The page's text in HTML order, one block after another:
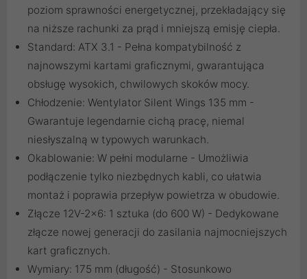
poziom sprawności energetycznej, przekładający się
na niższe rachunki za prąd i mniejszą emisję ciepła.
Standard: ATX 3.1 - Pełna kompatybilność z
najnowszymi kartami graficznymi, gwarantująca
obsługę wysokich, chwilowych skoków mocy.
Chłodzenie: Wentylator Silent Wings 135 mm -
Gwarantuje legendarnie cichą pracę, niemal
niesłyszalną w typowych warunkach.
Okablowanie: W pełni modularne - Umożliwia
podłączenie tylko niezbędnych kabli, co ułatwia
montaż i poprawia przepływ powietrza w obudowie.
Złącze 12V-2x6: 1 sztuka (do 600 W) - Dedykowane
złącze nowej generacji do zasilania najmocniejszych
kart graficznych.
Wymiary: 175 mm (długość) - Stosunkowo